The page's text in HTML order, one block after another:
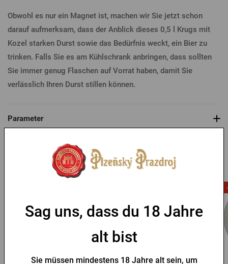
Obwohl es nur ein Magnet ist, machen wir Sie jetzt schon
darauf aufmerksam, dass der Anblick dieses 0,5 l Krugs mit
Kozel starken Durst sowie das Bedürfnis weckt, ein Bier zu
trinken. Falls Sie es am Kühlschrank anbringen, dass sollten
Sie immer genug Flaschen auf Vorrat haben, damit Sie
verlässlich Ihren Durst stillen können.
Parameter
Das könnte Sie interessieren
Sag uns, dass du 18 Jahre
alt bist
Sie müssen mindestens 18 Jahre alt sein, um